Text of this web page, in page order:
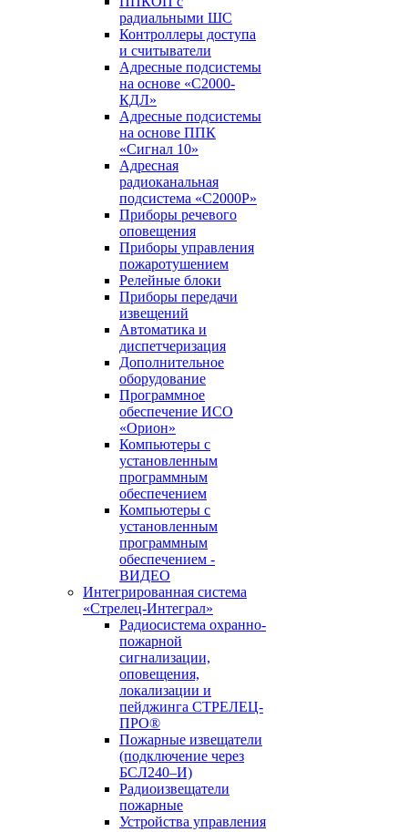
радиальными ШС
Контроллеры доступа
и считыватели
Адресные подсистемы
на основе «С2000-
КДЛ»
Адресные подсистемы
на основе ППК
«Сигнал 10»
Адресная
радиоканальная
подсистема «С2000Р»
Приборы речевого
оповещения
Приборы управления
пожаротушением
Релейные блоки
Приборы передачи
извещений
Автоматика и
диспетчеризация
Дополнительное
оборудование
Программное
обеспечение ИСО
«Орион»
Компьютеры с
установленным
программным
обеспечением
Компьютеры с
установленным
программным
обеспечением -
ВИДЕО
Интегрированная система
«Стрелец-Интеграл»
Радиосистема охранно-
пожарной
сигнализации,
оповещения,
локализации и
пейджинга СТРЕЛЕЦ-
ПРО®
Пожарные извещатели
(подключение через
БСЛ240–И)
Радиоизвещатели
пожарные
Устройства управления